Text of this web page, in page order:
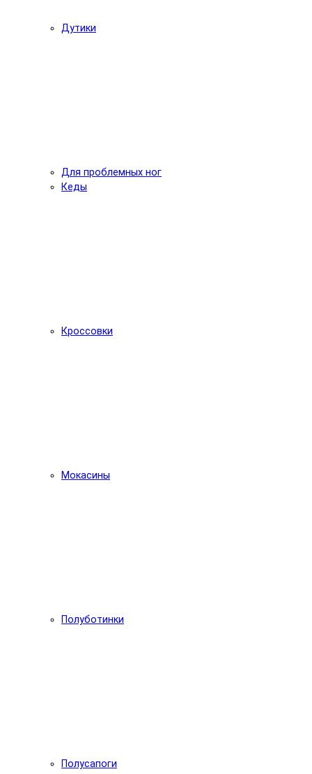
Дутики
Для проблемных ног
Кеды
Кроссовки
Мокасины
Полуботинки
Полусапоги